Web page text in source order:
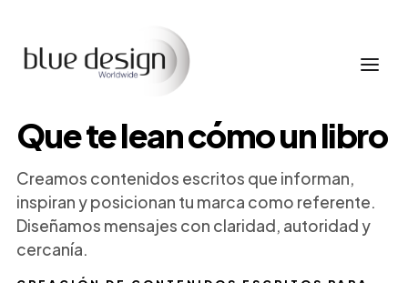
Que te lean cómo un libro
Creamos contenidos escritos que informan,
inspiran y posicionan tu marca como referente.
Diseñamos mensajes con claridad, autoridad y
cercanía.